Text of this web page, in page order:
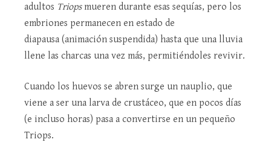
adultos Triopsmueren durante esas sequías, pero los
embriones permanecen en estado de
diapausa (animación suspendida) hasta que una lluvia
llene las charcas una vez más, permitiéndoles revivir.
Cuando los huevos se abren surge un nauplio, que
viene a ser una larva de crustáceo, que en pocos días
(e incluso horas) pasa a convertirse en un pequeño
Triops.